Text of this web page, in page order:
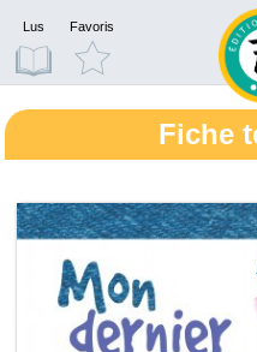
Lus Favoris
Fiche